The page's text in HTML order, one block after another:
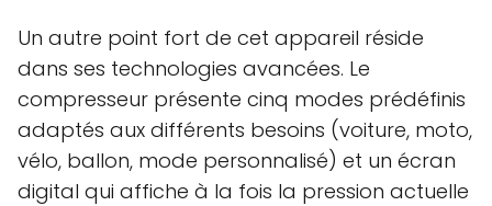
Un autre point fort de cet appareil réside
dans ses technologies avancées. Le
compresseur présente cinq modes prédéfinis
adaptés aux différents besoins (voiture, moto,
vélo, ballon, mode personnalisé) et un écran
digital qui affiche à la fois la pression actuelle